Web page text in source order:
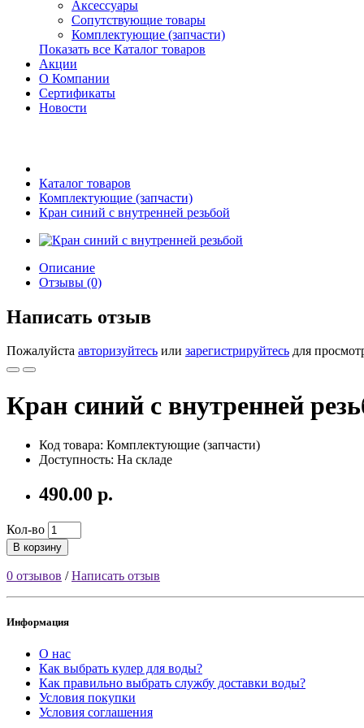
Аксессуары
Сопутствующие товары
Комплектующие (запчасти)
Показать все Каталог товаров
Акции
О Компании
Сертификаты
Новости
Каталог товаров
Комплектующие (запчасти)
Кран синий с внутренней резьбой
Описание
Отзывы (0)
Написать отзыв
Пожалуйста авторизуйтесь или зарегистрируйтесь для
Кран синий с внутренней
Код товара: Комплектующие (запчасти)
Доступность: На складе
490.00 р.
Кол-во
В корзину
0 отзывов /Написать отзыв
Информация
О нас
Как выбрать кулер для воды?
Как правильно выбрать службу доставки воды?
Условия покупки
Условия соглашения